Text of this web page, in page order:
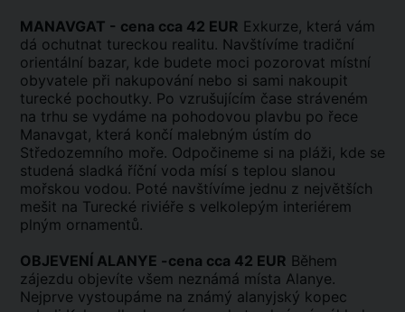
MANAVGAT - cena cca 42 EUR Exkurze, která vám
dá ochutnat tureckou realitu. Navštívíme tradiční
orientální bazar, kde budete moci pozorovat místní
obyvatele při nakupování nebo si sami nakoupit
turecké pochoutky. Po vzrušujícím čase stráveném
na trhu se vydáme na pohodovou plavbu po řece
Manavgat, která končí malebným ústím do
Středozemního moře. Odpočineme si na pláži, kde se
studená sladká říční voda mísí s teplou slanou
mořskou vodou. Poté navštívíme jednu z největších
mešit na Turecké riviéře s velkolepým interiérem
plným ornamentů.
OBJEVENÍ ALANYE -cena cca 42 EUR Během
zájezdu objevíte všem neznámá místa Alanye.
Nejprve vystoupáme na známý alanyjský kopec